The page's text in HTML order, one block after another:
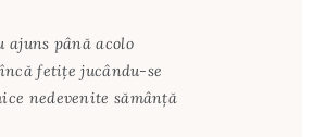
ajuns până acolo
fetiţe jucându-se
nedevenite sămânţă